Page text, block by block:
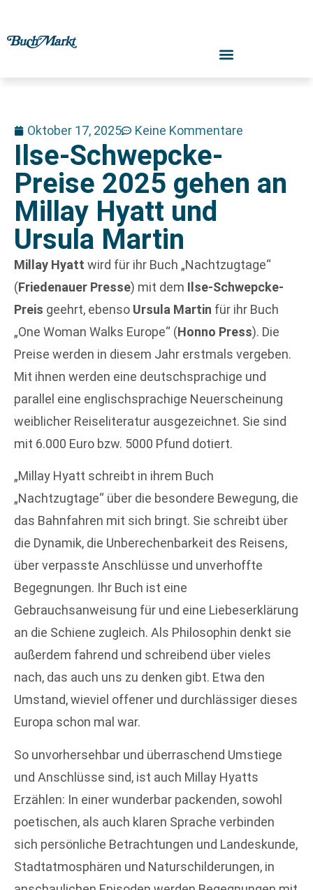
Oktober 17, 2025 Keine Kommentare
Ilse-Schwepcke-
Preise 2025 gehen an
Millay Hyatt und
Ursula Martin
Millay Hyatt wird für ihr Buch „Nachtzugtage“
(Friedenauer Presse) mit dem Ilse-Schwepcke-
Preis geehrt, ebenso Ursula Martin für ihr Buch
„One Woman Walks Europe“ (Honno Press). Die
Preise werden in diesem Jahr erstmals vergeben.
Mit ihnen werden eine deutschsprachige und
parallel eine englischsprachige Neuerscheinung
weiblicher Reiseliteratur ausgezeichnet. Sie sind
mit 6.000 Euro bzw. 5000 Pfund dotiert.
„Millay Hyatt schreibt in ihrem Buch
„Nachtzugtage“ über die besondere Bewegung, die
das Bahnfahren mit sich bringt. Sie schreibt über
die Dynamik, die Unberechenbarkeit des Reisens,
über verpasste Anschlüsse und unverhoffte
Begegnungen. Ihr Buch ist eine
Gebrauchsanweisung für und eine Liebeserklärung
an die Schiene zugleich. Als Philosophin denkt sie
außerdem fahrend und schreibend über vieles
nach, das auch uns zu denken gibt. Etwa den
Umstand, wieviel offener und durchlässiger dieses
Europa schon mal war.
So unvorhersehbar und überraschend Umstiege
und Anschlüsse sind, ist auch Millay Hyatts
Erzählen: In einer wunderbar packenden, sowohl
poetischen, als auch klaren Sprache verbinden
sich persönliche Betrachtungen und Landeskunde,
Stadtatmosphären und Naturschilderungen, in